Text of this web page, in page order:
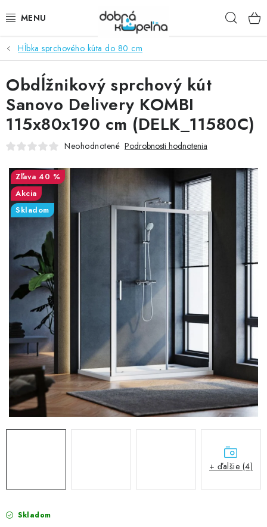
na
SPRCHOVÉ KÚTY
SPRCHOVÉ DVERE
BATÉRIE
VANE
KÚPEĽŇOVÝ NÁBYTOK
DOPLNKY
VÝPREDAJ
PRÍSLUŠENSTVO K SPRCHOVÝM KÚTOM A
NÁHRADNÉ DIELY
Doprava a Platby
Obchodné podmienky
Reklamačný poriadok
Ochrana osobných údajov GDPR
Kontakty
Predajňa Nitra
Formulár na vrátenie tovaru
Hĺbka sprchového kúta do 80 cm
Skladom
Obdĺžnikový sprchový kút
Sanovo Delivery KOMBI
115x80x190 cm (DELK_11580C)
Neohodnotené Podrobnosti hodnotenia
40 %
Akcia
Skladom
+ ďalšie (4)